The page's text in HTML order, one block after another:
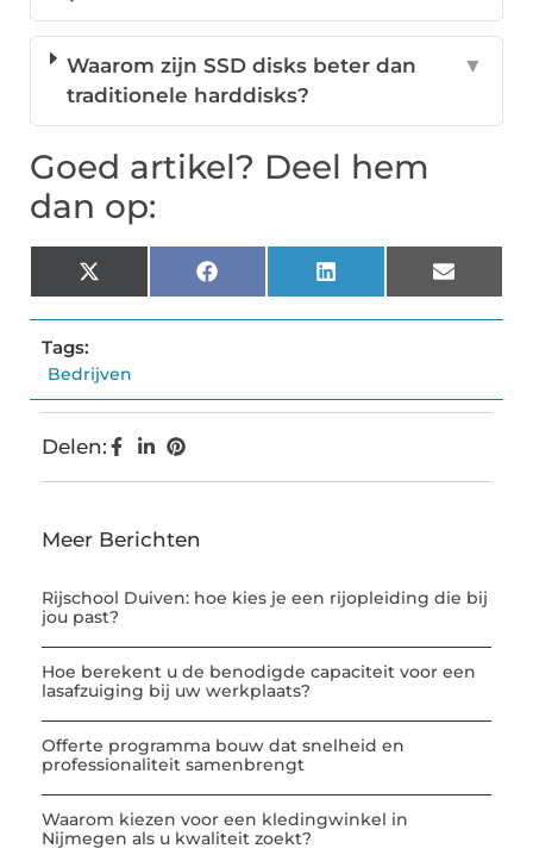
Waarom zijn SSD disks beter dan
traditionele harddisks?
▼
Goed artikel? Deel hem
dan op:
X
(Twitter)
Facebook LinkedIn Email
Tags:
Bedrijven
Delen:
Meer Berichten
Rijschool Duiven: hoe kies je een rijopleiding die bij
jou past?
Hoe berekent u de benodigde capaciteit voor een
lasafzuiging bij uw werkplaats?
Offerte programma bouw dat snelheid en
professionaliteit samenbrengt
Waarom kiezen voor een kledingwinkel in
Nijmegen als u kwaliteit zoekt?